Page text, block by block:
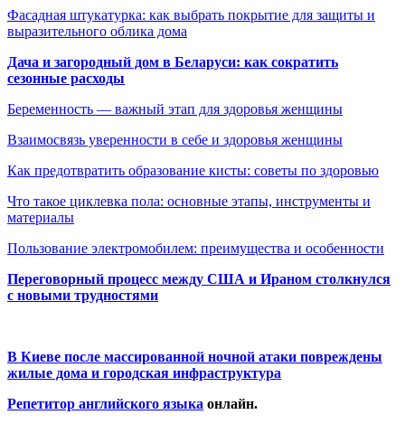
Фасадная штукатурка: как выбрать покрытие для защиты и
выразительного облика дома
Дача и загородный дом в Беларуси: как сократить
сезонные расходы
Беременность — важный этап для здоровья женщины
Взаимосвязь уверенности в себе и здоровья женщины
Как предотвратить образование кисты: советы по здоровью
Что такое циклевка пола: основные этапы, инструменты и
материалы
Пользование электромобилем: преимущества и особенности
Переговорный процесс между США и Ираном столкнулся
с новыми трудностями
В Киеве после массированной ночной атаки повреждены
жилые дома и городская инфраструктура
Репетитор английского языка онлайн.